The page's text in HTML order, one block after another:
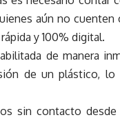
aún no
y 100% digital.
de manera
de un plástico,
sin contacto